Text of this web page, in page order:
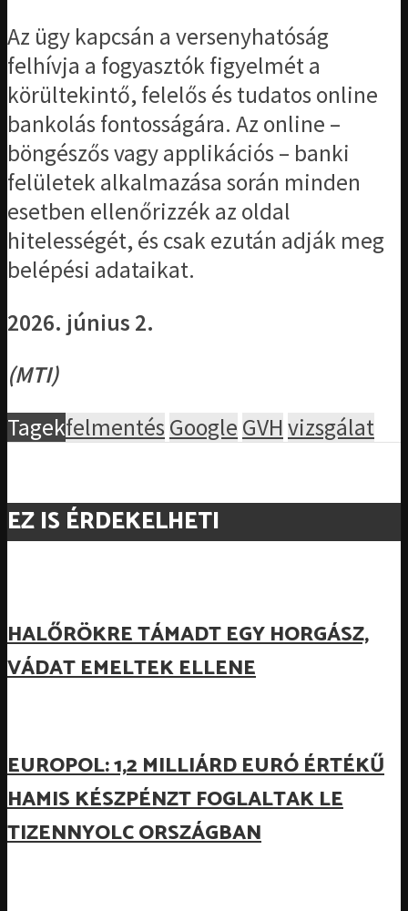
Az ügy kapcsán a versenyhatóság
felhívja a fogyasztók figyelmét a
körültekintő, felelős és tudatos online
bankolás fontosságára. Az online –
böngészős vagy applikációs – banki
felületek alkalmazása során minden
esetben ellenőrizzék az oldal
hitelességét, és csak ezután adják meg
belépési adataikat.
2026. június 2.
(MTI)
Tagekfelmentés Google GVHvizsgálat
EZ IS ÉRDEKELHETI
HALŐRÖKRE TÁMADT EGY HORGÁSZ,
VÁDAT EMELTEK ELLENE
EUROPOL: 1,2 MILLIÁRD EURÓ ÉRTÉKŰ
HAMIS KÉSZPÉNZT FOGLALTAK LE
TIZENNYOLC ORSZÁGBAN